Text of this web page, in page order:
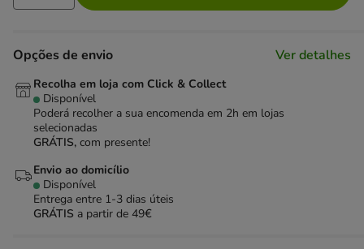
Opções de envio Ver detalhes
Recolha em loja com Click & Collect
Disponível
Poderá recolher a sua encomenda em 2h em lojas
selecionadas
GRÁTIS, com presente!
Envio ao domicílio
Disponível
Entrega entre 1-3 dias úteis
GRÁTIS a partir de 49€